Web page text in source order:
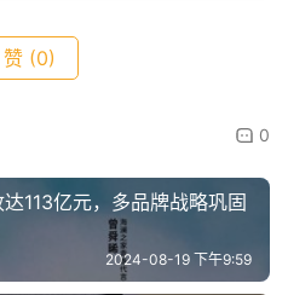
赞 (0)
0
113亿元，多品牌战略巩固
2024-08-19 下午9:59